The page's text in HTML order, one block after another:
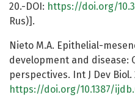
20.-DOI: https://doi.org/
Rus)].
Nieto M.A. Epithelial-
development and disease:
perspectives. Int J Dev Biol.
https://doi.org/10.1387/